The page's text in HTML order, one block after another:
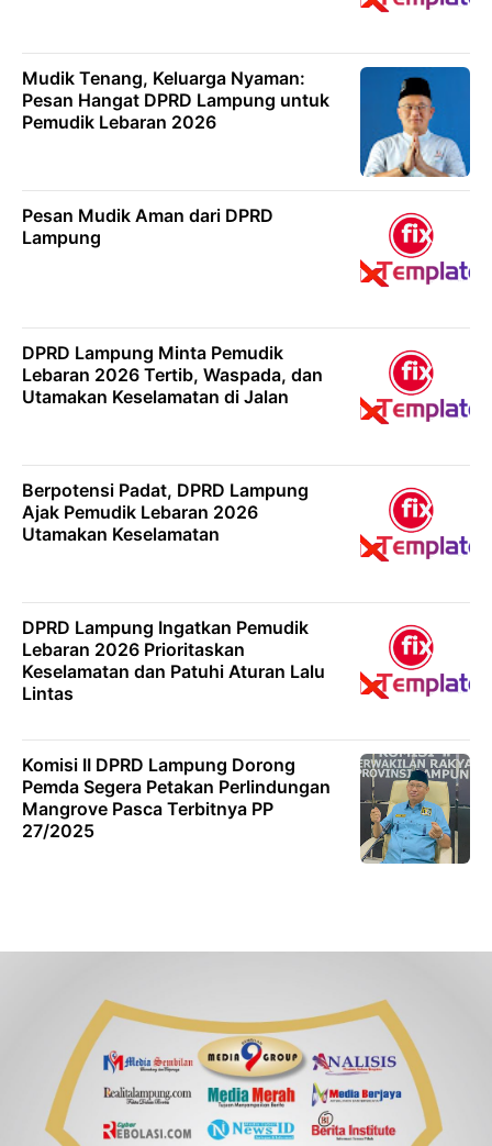
Mudik Tenang, Keluarga Nyaman:
Pesan Hangat DPRD Lampung untuk
Pemudik Lebaran 2026
Pesan Mudik Aman dari DPRD
Lampung
DPRD Lampung Minta Pemudik
Lebaran 2026 Tertib, Waspada, dan
Utamakan Keselamatan di Jalan
Berpotensi Padat, DPRD Lampung
Ajak Pemudik Lebaran 2026
Utamakan Keselamatan
DPRD Lampung Ingatkan Pemudik
Lebaran 2026 Prioritaskan
Keselamatan dan Patuhi Aturan Lalu
Lintas
Komisi II DPRD Lampung Dorong
Pemda Segera Petakan Perlindungan
Mangrove Pasca Terbitnya PP
27/2025